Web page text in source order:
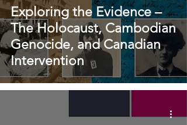
Exploring the Evidence –
The Holocaust, Cambodian
Genocide, and Canadian
Intervention